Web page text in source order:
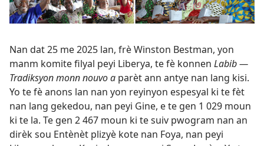
Nan dat 25 me 2025 lan, frè Winston Bestman, yon
manm komite filyal peyi Liberya, te fè konnen Labib —
Tradiksyon monn nouvo a parèt ann antye nan lang kisi.
Yo te fè anons lan nan yon reyinyon espesyal ki te fèt
nan lang gekedou, nan peyi Gine, e te gen 1 029 moun
ki te la. Te gen 2 467 moun ki te suiv pwogram nan an
dirèk sou Entènèt plizyè kote nan Foya, nan peyi